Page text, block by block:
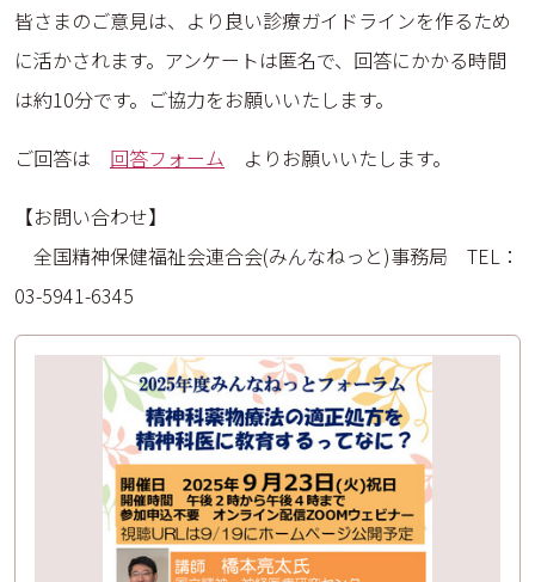
皆さまのご意見は、より良い診療ガイドラインを作るため
に活かされます。アンケートは匿名で、回答にかかる時間
は約10分です。ご協力をお願いいたします。
ご回答は 回答フォーム よりお願いいたします。
【お問い合わせ】
全国精神保健福祉会連合会(みんなねっと)事務局 TEL：
03-5941-6345